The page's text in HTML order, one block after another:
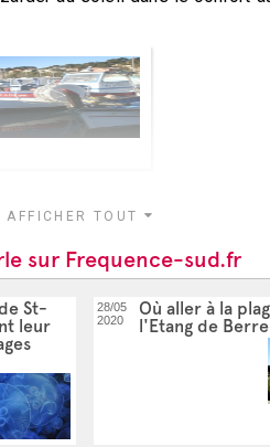
AFFICHER TOUT
sur Frequence-sud.fr
St-
leur
28/05
2020
Où aller à la
l'Etang de